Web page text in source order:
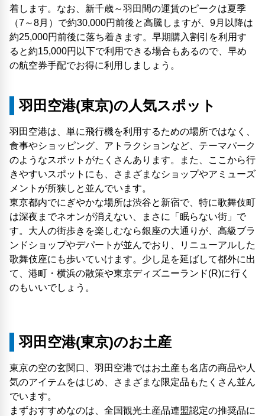
着します。なお、新千歳～羽田間の運賃のピークは夏季
（7～8月）で約30,000円前後と高騰しますが、9月以降は
約25,000円前後に落ち着きます。早期購入割引を利用す
ると約15,000円以下で利用できる場合もあるので、早め
の航空券手配でお得に利用しましょう。
羽田空港(東京)の人気スポット
羽田空港は、単に飛行機を利用するための場所ではなく、
食事やショッピング、アトラクションなど、テーマパーク
のようなスポットがたくさんあります。また、ここから行
きやすいスポットにも、さまざまなショップやアミューズ
メントが所狭しと並んでいます。
東京都内でにぎやかな場所は渋谷と新宿で、特に歌舞伎町
は深夜までネオンが消えない、まさに「眠らない​街」で
す。大人の街歩きを楽しむなら銀座の大通りが、高級ブラ
ンドショップやデパートが並んでおり、リニューアルした
歌舞伎座にも歩いていけます。少し足を延ばして都外に出
て、港町・横浜の散策や東京ディズニーランド(R)に行く
のもいいでしょう。
羽田空港(東京)のお土産
東京の空の玄関口、羽田空港ではお土産も名店の商品や人
気のアイテムをはじめ、さまざまな限定品もたくさん並ん
でいます。
まずおすすめなのは、全国観光土産品連盟認定の推奨品に